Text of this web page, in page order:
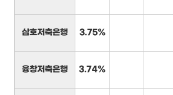
삼호저축은행 3.75%
융창저축은행 3.74%